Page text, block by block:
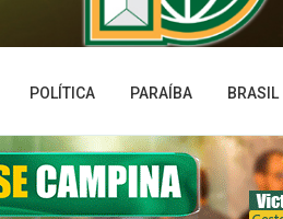
POLÍTICA PARAÍBA BRASIL